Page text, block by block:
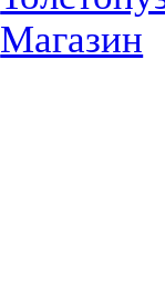
Магазин